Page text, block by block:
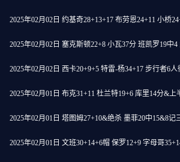
2025年02月02日 约基奇28+13+17 布劳恩24+11 小桥
2025年02月02日 塞克斯顿22+8 小瓦37分 班凯罗19中
2025年02月02日 西卡20+9+5 特雷-杨34+17 步行者6
2025年02月01日 布克31+11 杜兰特19+6 库里14分&
2025年02月01日 塔图姆27+10&绝杀 墨菲20中15&8记
2025年02月01日 文班30+14+6帽 保罗12+9 字母哥